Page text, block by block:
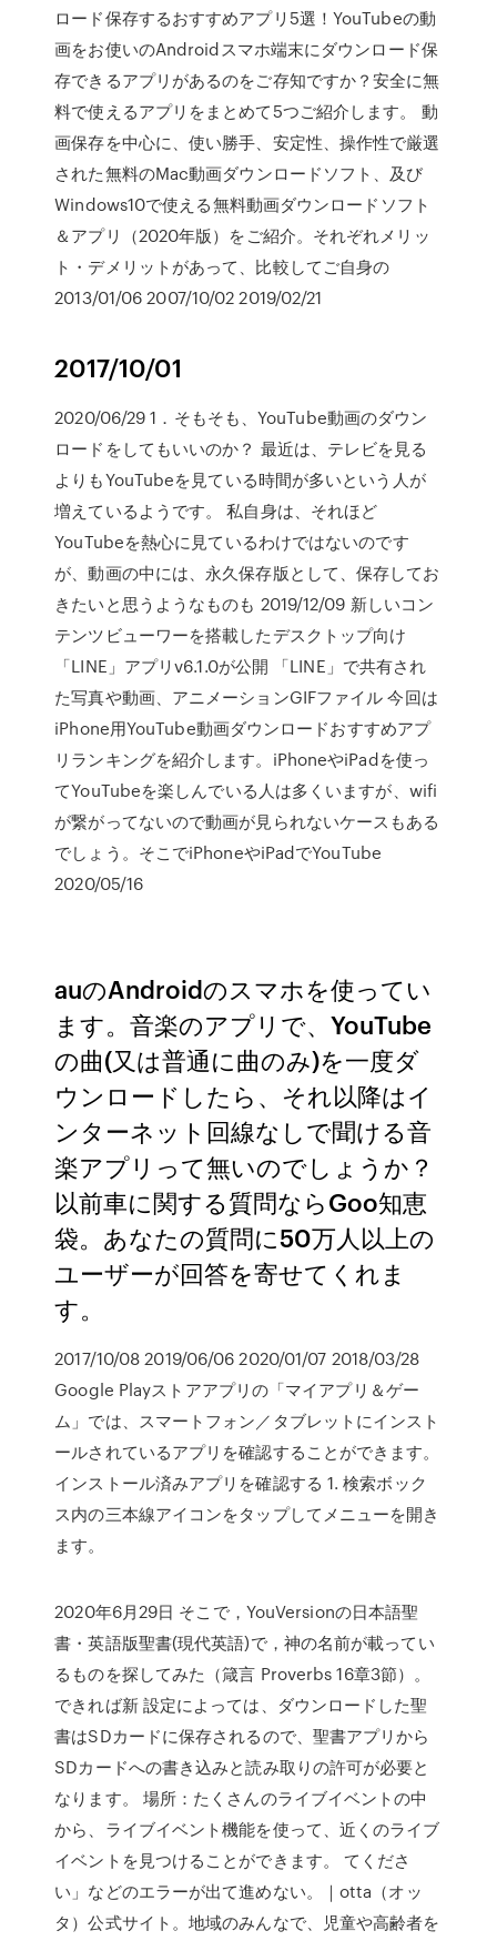
ロード保存するおすすめアプリ5選！YouTubeの動
画をお使いのAndroidスマホ端末にダウンロード保
存できるアプリがあるのをご存知ですか？安全に無
料で使えるアプリをまとめて5つご紹介します。 動
画保存を中心に、使い勝手、安定性、操作性で厳選
された無料のMac動画ダウンロードソフト、及び
Windows10で使える無料動画ダウンロードソフト
＆アプリ（2020年版）をご紹介。それぞれメリッ
ト・デメリットがあって、比較してご自身の
2013/01/06 2007/10/02 2019/02/21
2017/10/01
2020/06/29 1．そもそも、YouTube動画のダウン
ロードをしてもいいのか？ 最近は、テレビを見る
よりもYouTubeを見ている時間が多いという人が
増えているようです。 私自身は、それほど
YouTubeを熱心に見ているわけではないのです
が、動画の中には、永久保存版として、保存してお
きたいと思うようなものも 2019/12/09 新しいコン
テンツビューワーを搭載したデスクトップ向け
「LINE」アプリv6.1.0が公開 「LINE」で共有され
た写真や動画、アニメーションGIFファイル 今回は
iPhone用YouTube動画ダウンロードおすすめアプ
リランキングを紹介します。iPhoneやiPadを使っ
てYouTubeを楽しんでいる人は多くいますが、wifi
が繋がってないので動画が見られないケースもある
でしょう。そこでiPhoneやiPadでYouTube
2020/05/16
auのAndroidのスマホを使ってい
ます。音楽のアプリで、YouTube
の曲(又は普通に曲のみ)を一度ダ
ウンロードしたら、それ以降はイ
ンターネット回線なしで聞ける音
楽アプリって無いのでしょうか？
以前車に関する質問ならGoo知恵
袋。あなたの質問に50万人以上の
ユーザーが回答を寄せてくれま
す。
2017/10/08 2019/06/06 2020/01/07 2018/03/28
Google Playストアアプリの「マイアプリ＆ゲー
ム」では、スマートフォン／タブレットにインスト
ールされているアプリを確認することができます。
インストール済みアプリを確認する 1. 検索ボック
ス内の三本線アイコンをタップしてメニューを開き
ます。
2020年6月29日 そこで，YouVersionの日本語聖
書・英語版聖書(現代英語)で，神の名前が載ってい
るものを探してみた（箴言 Proverbs 16章3節）。
できれば新 設定によっては、ダウンロードした聖
書はSDカードに保存されるので、聖書アプリから
SDカードへの書き込みと読み取りの許可が必要と
なります。 場所：たくさんのライブイベントの中
から、ライブイベント機能を使って、近くのライブ
イベントを見つけることができます。 てくださ
い」などのエラーが出て進めない。｜otta（オッ
タ）公式サイト。地域のみんなで、児童や高齢者を